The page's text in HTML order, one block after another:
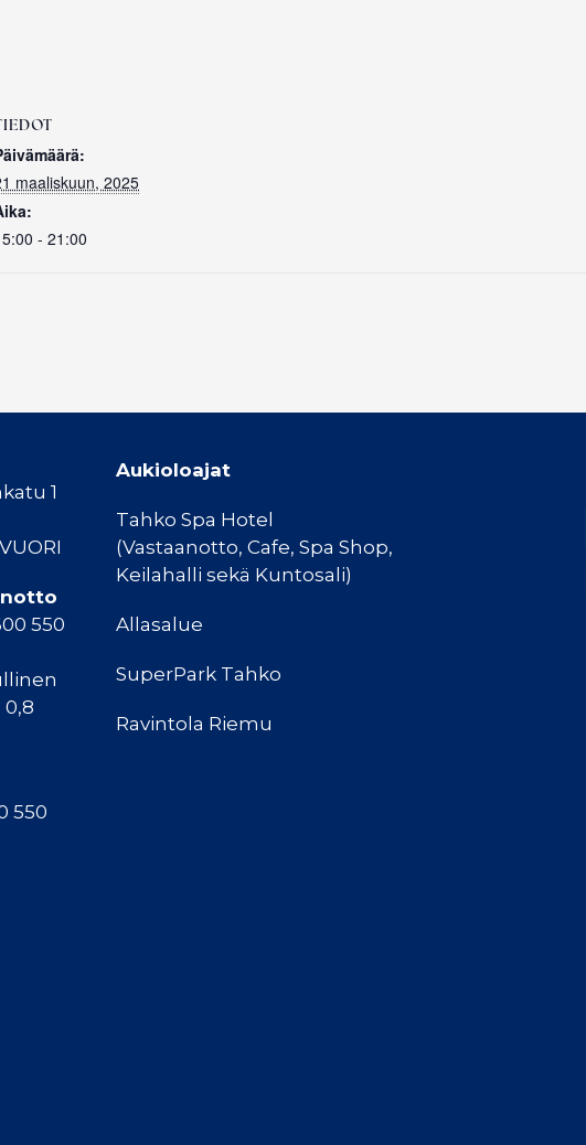
maaliskuun, 2025
- 21:00
1
550
550
Aukioloajat
Tahko Spa Hotel
(Vastaanotto, Cafe, Spa Shop,
Keilahalli sekä Kuntosali)
Allasalue
SuperPark Tahko
Ravintola Riemu